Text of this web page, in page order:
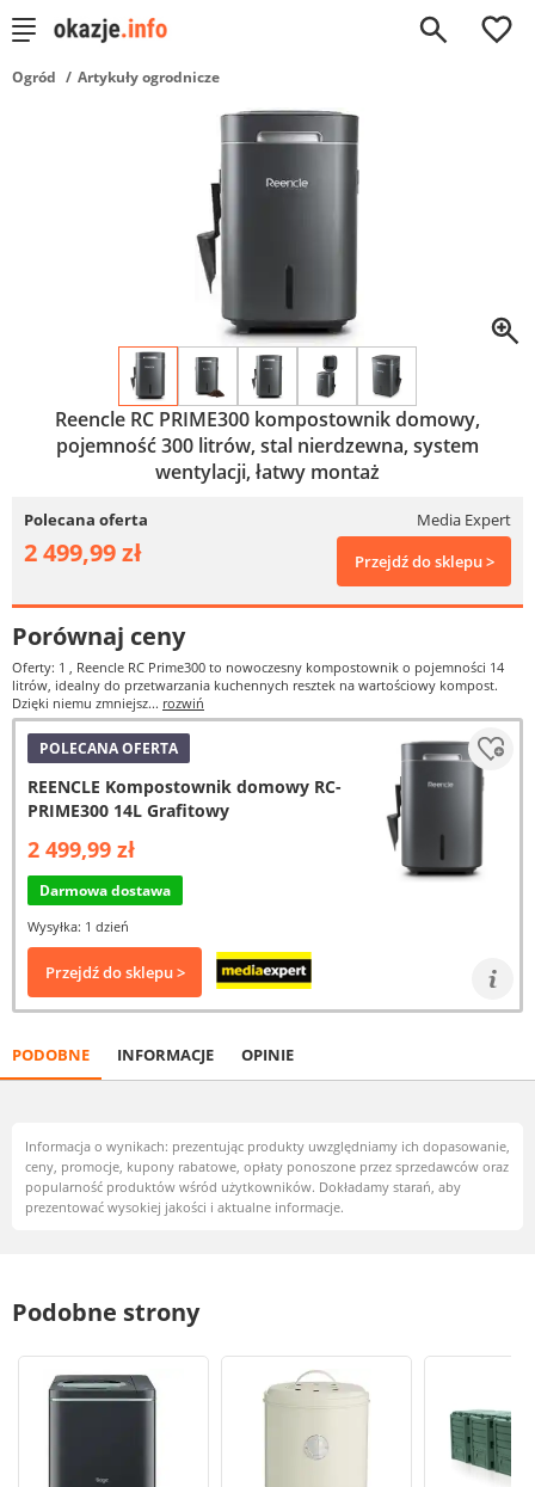
0
Ogród Artykuły ogrodnicze
Reencle RC PRIME300 kompostownik domowy,
pojemność 300 litrów, stal nierdzewna, system
wentylacji, łatwy montaż
Polecana oferta Media Expert
2 499,99 zł Przejdź do sklepu >
Porównaj ceny
Oferty: 1 , Reencle RC Prime300 to nowoczesny kompostownik o pojemności 14
litrów, idealny do przetwarzania kuchennych resztek na wartościowy kompost.
Dzięki niemu zmniejsz... rozwiń
POLECANA OFERTA
REENCLE Kompostownik domowy RC-
PRIME300 14L Grafitowy
2 499,99 zł
Darmowa dostawa
Wysyłka: 1 dzień
Przejdź do sklepu >
PODOBNE INFORMACJE OPINIE
Informacja o wynikach: prezentując produkty uwzględniamy ich dopasowanie,
ceny, promocje, kupony rabatowe, opłaty ponoszone przez sprzedawców oraz
popularność produktów wśród użytkowników. Dokładamy starań, aby
prezentować wysokiej jakości i aktualne informacje.
Podobne strony